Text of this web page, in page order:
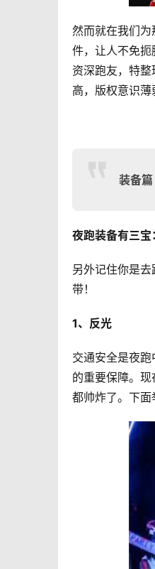
然而就在我们
件，让人不免扼
资深跑友，特整
高，版权意识
装备篇
夜跑装备有三
另外记住你是
带！
1、反光
交通安全是夜
的重要保障。
都帅炸了。下面